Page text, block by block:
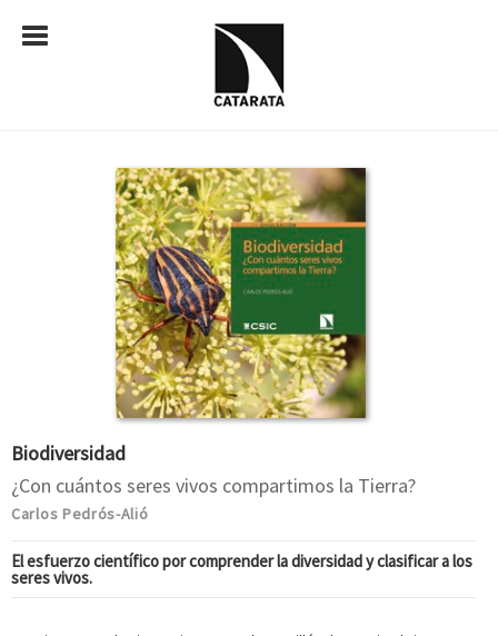
Biodiversidad
¿Con cuántos seres vivos compartimos la Tierra?
Carlos Pedrós-Alió
El esfuerzo científico por comprender la diversidad y clasificar a los
seres vivos.